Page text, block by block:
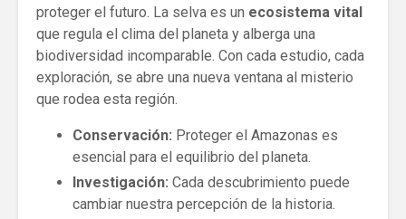
proteger el futuro. La selva es un ecosistema vital
que regula el clima del planeta y alberga una
biodiversidad incomparable. Con cada estudio, cada
exploración, se abre una nueva ventana al misterio
que rodea esta región.
Conservación: Proteger el Amazonas es
esencial para el equilibrio del planeta.
Investigación: Cada descubrimiento puede
cambiar nuestra percepción de la historia.